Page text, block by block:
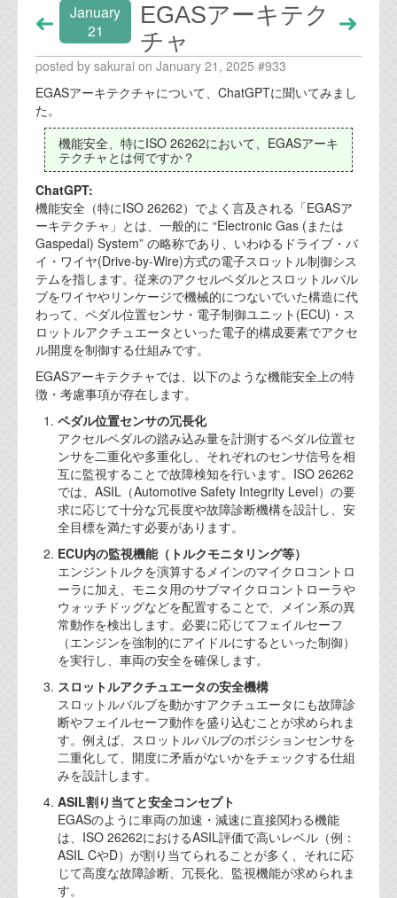
January
21
EGASアーキテク
チャ
posted by sakurai on January 21, 2025 #933
EGASアーキテクチャについて、ChatGPTに聞いてみまし
た。
機能安全、特にISO 26262において、EGASアーキ
テクチャとは何ですか？
ChatGPT:
機能安全（特にISO 26262）でよく言及される「EGASア
ーキテクチャ」とは、一般的に “Electronic Gas (または
Gaspedal) System” の略称であり、いわゆるドライブ・バ
イ・ワイヤ(Drive-by-Wire)方式の電子スロットル制御シス
テムを指します。従来のアクセルペダルとスロットルバル
ブをワイヤやリンケージで機械的につないでいた構造に代
わって、ペダル位置センサ・電子制御ユニット(ECU)・ス
ロットルアクチュエータといった電子的構成要素でアクセ
ル開度を制御する仕組みです。
EGASアーキテクチャでは、以下のような機能安全上の特
徴・考慮事項が存在します。
ペダル位置センサの冗長化
アクセルペダルの踏み込み量を計測するペダル位置セ
ンサを二重化や多重化し、それぞれのセンサ信号を相
互に監視することで故障検知を行います。ISO 26262
では、ASIL（Automotive Safety Integrity Level）の要
求に応じて十分な冗長度や故障診断機構を設計し、安
全目標を満たす必要があります。
ECU内の監視機能（トルクモニタリング等）
エンジントルクを演算するメインのマイクロコントロ
ーラに加え、モニタ用のサブマイクロコントローラや
ウォッチドッグなどを配置することで、メイン系の異
常動作を検出します。必要に応じてフェイルセーフ
（エンジンを強制的にアイドルにするといった制御）
を実行し、車両の安全を確保します。
スロットルアクチュエータの安全機構
スロットルバルブを動かすアクチュエータにも故障診
断やフェイルセーフ動作を盛り込むことが求められま
す。例えば、スロットルバルブのポジションセンサを
二重化して、開度に矛盾がないかをチェックする仕組
みを設計します。
ASIL割り当てと安全コンセプト
EGASのように車両の加速・減速に直接関わる機能
は、ISO 26262におけるASIL評価で高いレベル（例：
ASIL CやD）が割り当てられることが多く、それに応
じて高度な故障診断、冗長化、監視機能が求められま
す。